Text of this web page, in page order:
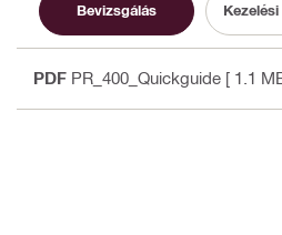
Bevizsgálás
PDF PR_400_Quickguide [ 1.1